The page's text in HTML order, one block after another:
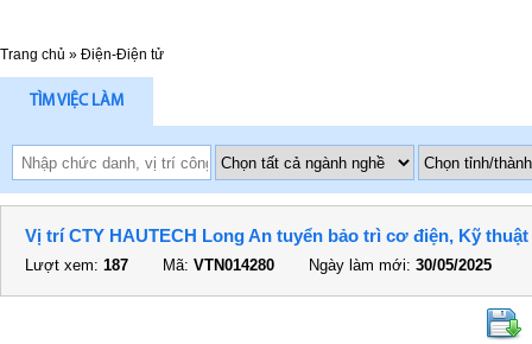
Trang chủ » Điện-Điện tử
TÌM VIỆC LÀM
Vị trí CTY HAUTECH Long An tuyển bảo trì cơ điện, Kỹ
Lượt xem: 187 Mã: VTN014280 Ngày làm mới: 30/05/2025